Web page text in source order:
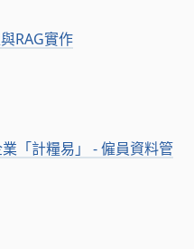
RAG實作
「計糧易」 - 僱員資料管